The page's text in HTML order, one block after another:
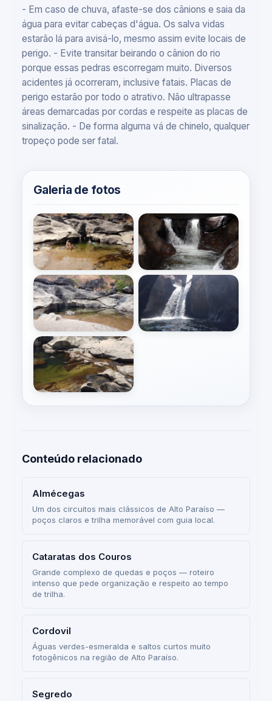
- Em caso de chuva, afaste-se dos cânions e saia da
água para evitar cabeças d'água. Os salva vidas
estarão lá para avisá-lo, mesmo assim evite locais de
perigo. - Evite transitar beirando o cânion do rio
porque essas pedras escorregam muito. Diversos
acidentes já ocorreram, inclusive fatais. Placas de
perigo estarão por todo o atrativo. Não ultrapasse
áreas demarcadas por cordas e respeite as placas de
sinalização. - De forma alguma vá de chinelo, qualquer
tropeço pode ser fatal.
Galeria de fotos
Conteúdo relacionado
Almécegas
Um dos circuitos mais clássicos de Alto Paraíso —
poços claros e trilha memorável com guia local.
Cataratas dos Couros
Grande complexo de quedas e poços — roteiro
intenso que pede organização e respeito ao tempo
de trilha.
Cordovil
Águas verdes-esmeralda e saltos curtos muito
fotogênicos na região de Alto Paraíso.
Segredo